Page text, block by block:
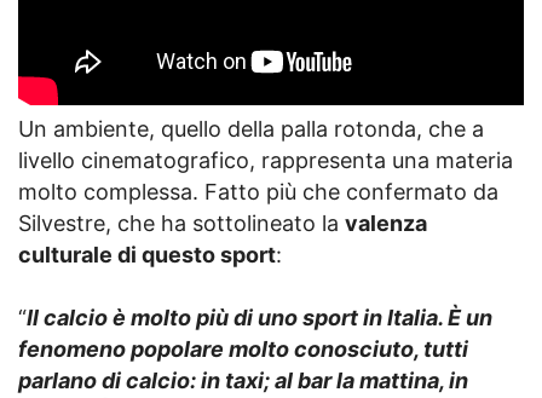
Un ambiente, quello della palla rotonda, che a
livello cinematografico, rappresenta una materia
molto complessa. Fatto più che confermato da
Silvestre, che ha sottolineato la valenza
culturale di questo sport:
“Il calcio è molto più di uno sport in Italia. È un
fenomeno popolare molto conosciuto, tutti
parlano di calcio: in taxi; al bar la mattina, in